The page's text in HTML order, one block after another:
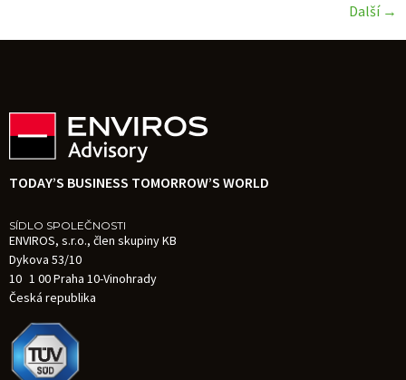
Další →
TODAY’S BUSINESS TOMORROW’S WORLD
SÍDLO SPOLEČNOSTI
ENVIROS, s.r.o., člen skupiny KB
Dykova 53/10
10 1 00 Praha 10-Vinohrady
Česká republika